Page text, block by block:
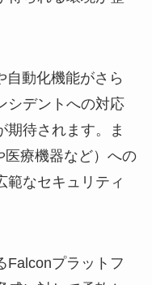
自動化機能がさら
シデントへの対応
期待されます。ま
医療機器など）への
範なセキュリティ
Falconプラットフ